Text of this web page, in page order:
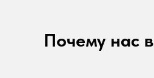
Почему нас